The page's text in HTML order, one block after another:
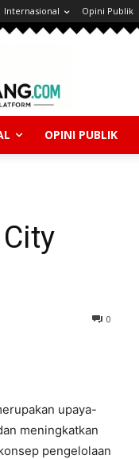
Internasional Opini Publik
OPINI PUBLIK
0
upaya-
meningkatkan
pengelolaan